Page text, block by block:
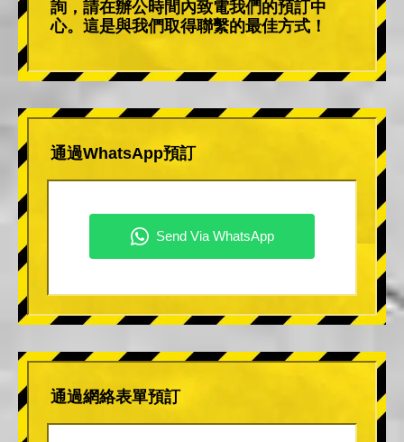
詢，請在辦公時間內致電我們的預訂中
心。這是與我們取得聯繫的最佳方式！
通過WhatsApp預訂
通過網絡表單預訂